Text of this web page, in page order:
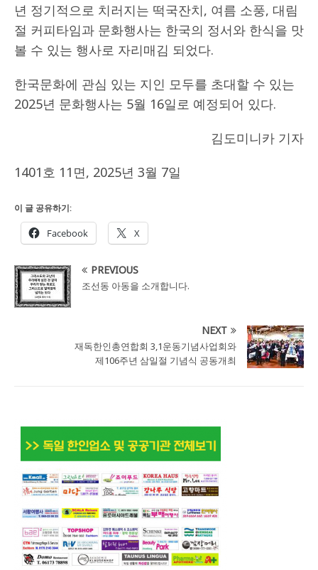
년 정기적으로 치러지는 떡국잔치, 여름 소풍, 대림
절 커피타임과 문화행사는 한국의 정서와 한식을 맛
볼 수 있는 행사로 자리매김 되었다.
한국문화에 관심 있는 지인 모두를 초대할 수 있는
2025년 문화행사는 5월 16일로 예정되어 있다.
김도미니카 기자
1401호 11면, 2025년 3월 7일
이 글 공유하기:
Facebook X
PREVIOUS
조선동 아동을 소개합니다.
NEXT
재독한인총연합회 3,1운동기념사업회와
제106주년 삼일절 기념식 공동개최